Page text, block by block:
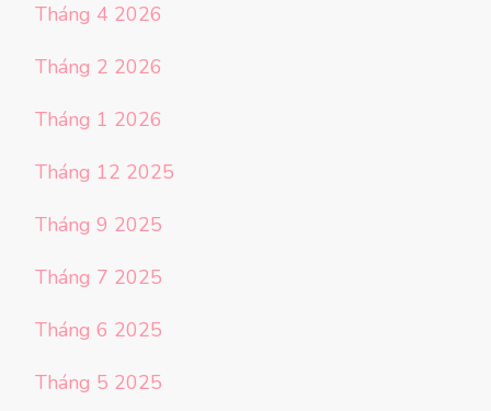
Tháng 4 2026
Tháng 2 2026
Tháng 1 2026
Tháng 12 2025
Tháng 9 2025
Tháng 7 2025
Tháng 6 2025
Tháng 5 2025